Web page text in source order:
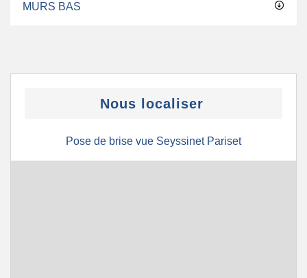
MURS BAS
Nous localiser
Pose de brise vue Seyssinet Pariset